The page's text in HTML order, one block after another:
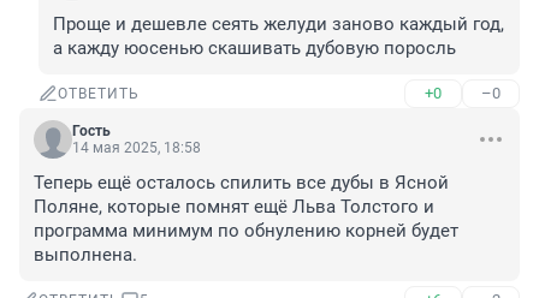
Проще и дешевле сеять желуди заново каждый год,
а кажду юосенью скашивать дубовую поросль
ОТВЕТИТЬ +0 –0
Гость
14 мая 2025, 18:58
Теперь ещё осталось спилить все дубы в Ясной
Поляне, которые помнят ещё Льва Толстого и
программа минимум по обнулению корней будет
выполнена.